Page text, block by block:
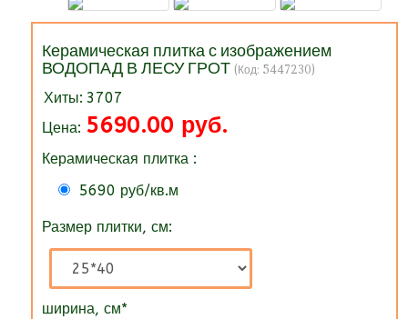
Керамическая плитка с изображением
ВОДОПАД В ЛЕСУ ГРОТ (Код: 5447230)
Хиты: 3707
Цена: 5690.00 руб.
Керамическая плитка :
5690 руб/кв.м
Размер плитки, см:
ширина, см*